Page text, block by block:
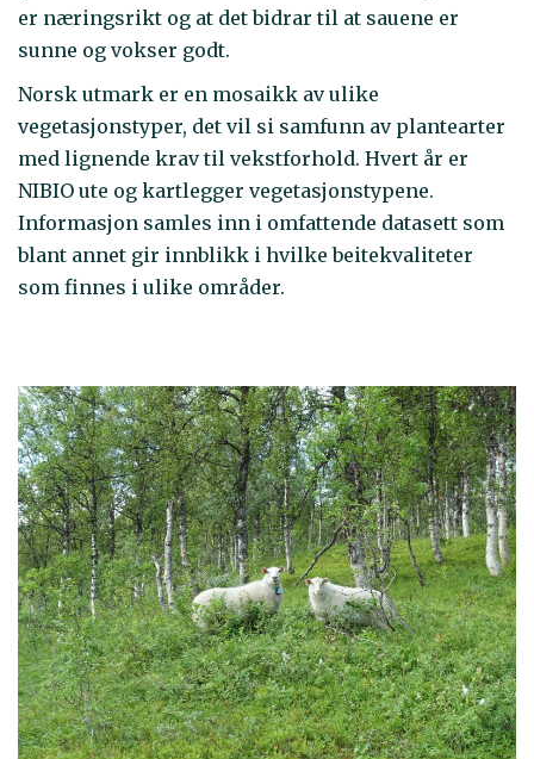
er næringsrikt og at det bidrar til at sauene er
sunne og vokser godt.
Norsk utmark er en mosaikk av ulike
vegetasjonstyper, det vil si samfunn av plantearter
med lignende krav til vekstforhold. Hvert år er
NIBIO ute og kartlegger vegetasjonstypene.
Informasjon samles inn i omfattende datasett som
blant annet gir innblikk i hvilke beitekvaliteter
som finnes i ulike områder.